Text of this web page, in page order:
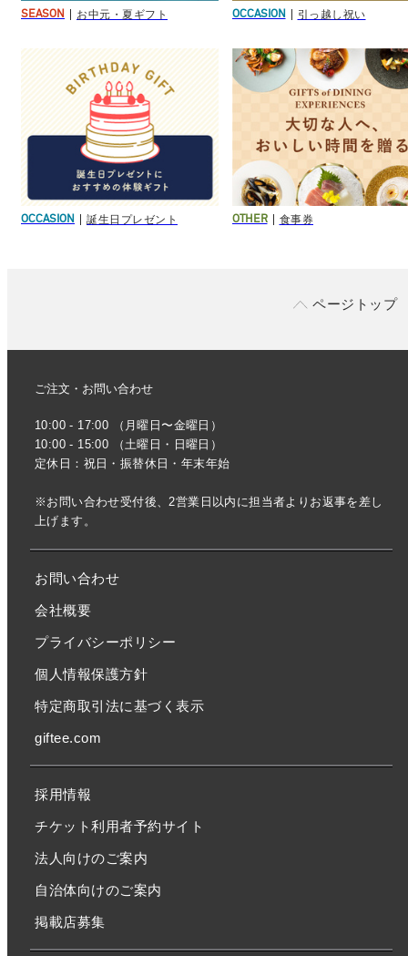
SEASON お中元・夏ギフト OCCASION 引っ越し祝い
OCCASION 誕生日プレゼント OTHER 食事券
ページトップ
ご注文・お問い合わせ
10:00 - 17:00 （月曜日〜金曜日）
10:00 - 15:00 （土曜日・日曜日）
定休日：祝日・振替休日・年末年始
※お問い合わせ受付後、2営業日以内に担当者よりお返事を差し
上げます。
お問い合わせ
会社概要
プライバシーポリシー
個人情報保護方針
特定商取引法に基づく表示
giftee.com
採用情報
チケット利用者予約サイト
法人向けのご案内
自治体向けのご案内
掲載店募集